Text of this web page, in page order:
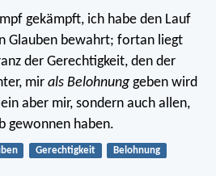
gekämpft, ich habe den Lauf
Glauben bewahrt; fortan liegt
der Gerechtigkeit, den der
mir als Belohnung geben wird
aber mir, sondern auch allen,
gewonnen haben.
Gerechtigkeit Belohnung